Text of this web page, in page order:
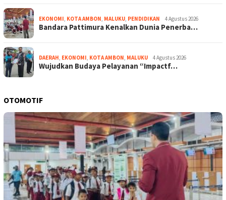
EKONOMI KOTA AMBON MALUKU PENDIDIKAN 4 Agustus 2026
Bandara Pattimura Kenalkan Dunia Penerba…
DAERAH EKONOMI KOTA AMBON MALUKU 4 Agustus 2026
Wujudkan Budaya Pelayanan “Impactf…
OTOMOTIF